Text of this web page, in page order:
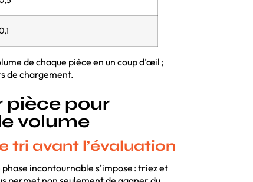
de chaque pièce en un coup d’œil ;
de chargement.
pièce pour
volume
tri avant l’évaluation
incontournable s’impose : triez et